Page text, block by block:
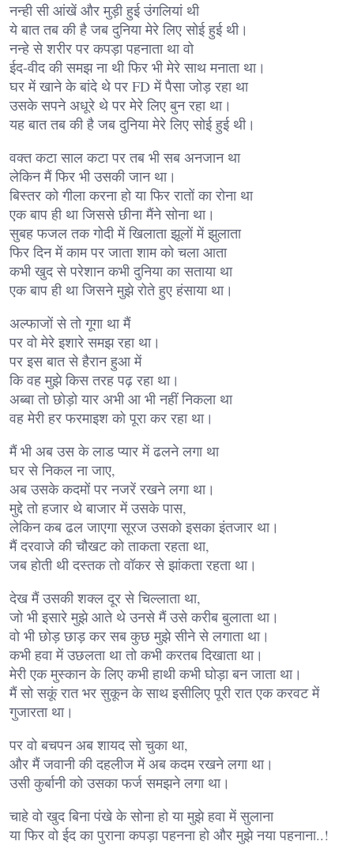
नन्ही सी आंखें और मुड़ी हुई उंगलियां थी
ये बात तब की है जब दुनिया मेरे लिए सोई हुई थी।
नन्हे से शरीर पर कपड़ा पहनाता था वो
ईद-वीद की समझ ना थी फिर भी मेरे साथ मनाता था।
घर में खाने के बांदे थे पर FD में पैसा जोड़ रहा था
उसके सपने अधूरे थे पर मेरे लिए बुन रहा था।
यह बात तब की है जब दुनिया मेरे लिए सोई हुई थी।
वक्त कटा साल कटा पर तब भी सब अनजान था
लेकिन मैं फिर भी उसकी जान था।
बिस्तर को गीला करना हो या फिर रातों का रोना था
एक बाप ही था जिससे छीना मैंने सोना था।
सुबह फजल तक गोदी में खिलाता झूलों में झुलाता
फिर दिन में काम पर जाता शाम को चला आता
कभी खुद से परेशान कभी दुनिया का सताया था
एक बाप ही था जिसने मुझे रोते हुए हंसाया था।
अल्फाजों से तो गूगा था मैं
पर वो मेरे इशारे समझ रहा था।
पर इस बात से हैरान हुआ में
कि वह मुझे किस तरह पढ़ रहा था।
अब्बा तो छोड़ो यार अभी आ भी नहीं निकला था
वह मेरी हर फरमाइश को पूरा कर रहा था।
मैं भी अब उस के लाड प्यार में ढलने लगा था
घर से निकल ना जाए,
अब उसके कदमों पर नजरें रखने लगा था।
मुद्दे तो हजार थे बाजार में उसके पास,
लेकिन कब ढल जाएगा सूरज उसको इसका इंतजार था।
मैं दरवाजे की चौखट को ताकता रहता था,
जब होती थी दस्तक तो वॉकर से झांकता रहता था।
देख मैं उसकी शक्ल दूर से चिल्लाता था,
जो भी इसारे मुझे आते थे उनसे मैं उसे करीब बुलाता था।
वो भी छोड़ छाड़ कर सब कुछ मुझे सीने से लगाता था।
कभी हवा में उछलता था तो कभी करतब दिखाता था।
मेरी एक मुस्कान के लिए कभी हाथी कभी घोड़ा बन जाता था।
मैं सो सकूं रात भर सुकून के साथ इसीलिए पूरी रात एक करवट में
गुजारता था।
पर वो बचपन अब शायद सो चुका था,
और मैं जवानी की दहलीज में अब कदम रखने लगा था।
उसी कुर्बानी को उसका फर्ज समझने लगा था।
चाहे वो खुद बिना पंखे के सोना हो या मुझे हवा में सुलाना
या फिर वो ईद का पुराना कपड़ा पहनना हो और मुझे नया पहनाना..!